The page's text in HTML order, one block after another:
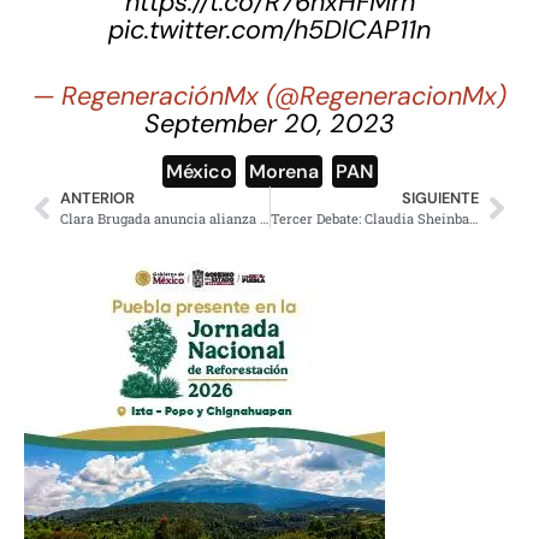
pic.twitter.com/h5DlCAP11n
— RegeneraciónMx (@RegeneracionMx)
September 20, 2023
México Morena PAN
ANTERIOR
Clara Brugada anuncia alianza con notarios para lograr escrituración masiva en la CDMX
SIGUIENTE
Tercer Debate: Claudia Sheinbaum va por la evolución de la política social para el bienestar; oposición desesperada